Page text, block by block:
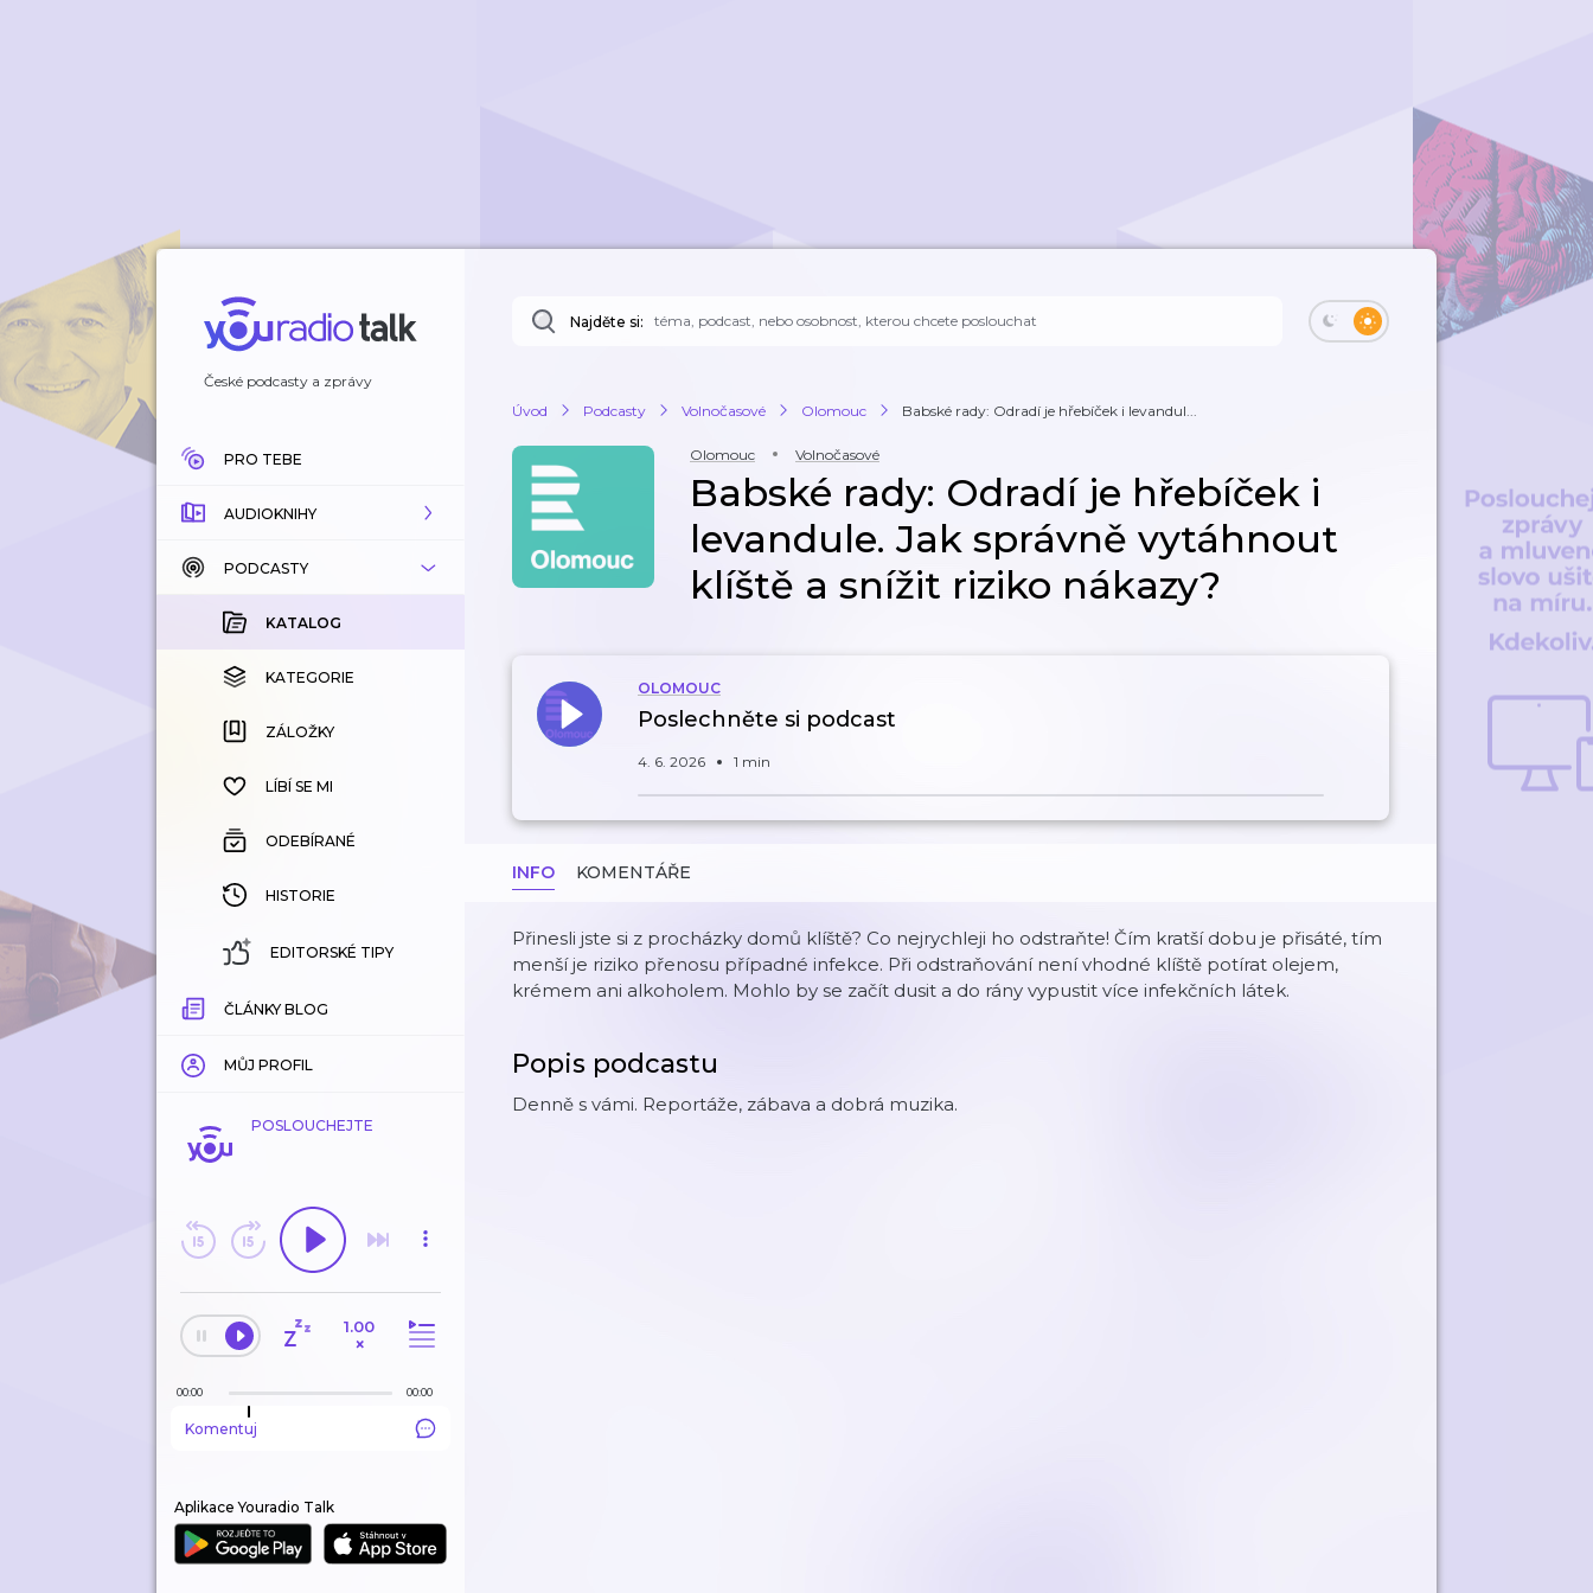
České podcasty a zprávy
PRO TEBE
AUDIOKNIHY
KATALOG
KOUPENÉ
KATEGORIE
ZÁLOŽKY
HISTORIE
PODCASTY
KATALOG
KATEGORIE
ZÁLOŽKY
LÍBÍ SE MI
ODEBÍRANÉ
HISTORIE
EDITORSKÉ TIPY
ČLÁNKY BLOG
MŮJ PROFIL
POSLOUCHEJTE
1.00
×
00:00 00:00
Komentuj
Aplikace Youradio Talk
Najděte si:
Úvod Podcasty Volnočasové Olomouc Babské rady: Odradí je hřebíček i levandul...
Olomouc Volnočasové
Babské rady: Odradí je hřebíček i
levandule. Jak správně vytáhnout
klíště a snížit riziko nákazy?
OLOMOUC
Poslechněte si podcast
4. 6. 2026 1 min
INFO KOMENTÁŘE
Přinesli jste si z procházky domů klíště? Co nejrychleji ho odstraňte! Čím kratší dobu je přisáté, tím
menší je riziko přenosu případné infekce. Při odstraňování není vhodné klíště potírat olejem,
krémem ani alkoholem. Mohlo by se začít dusit a do rány vypustit více infekčních látek.
Popis podcastu
Denně s vámi. Reportáže, zábava a dobrá muzika.